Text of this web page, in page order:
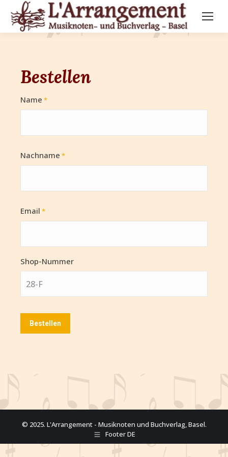
Bestellen
Name *
Nachname *
Email *
Shop-Nummer
© 2025. L'Arrangement - Musiknoten und Buchverlag, Basel.
Footer DE